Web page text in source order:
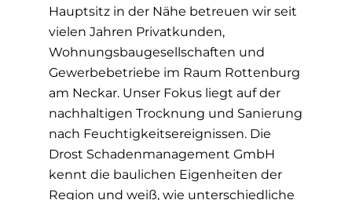
Hauptsitz in der Nähe betreuen wir seit
vielen Jahren Privatkunden,
Wohnungsbaugesellschaften und
Gewerbebetriebe im Raum Rottenburg
am Neckar. Unser Fokus liegt auf der
nachhaltigen Trocknung und Sanierung
nach Feuchtigkeitsereignissen. Die
Drost Schadenmanagement GmbH
kennt die baulichen Eigenheiten der
Region und weiß, wie unterschiedliche